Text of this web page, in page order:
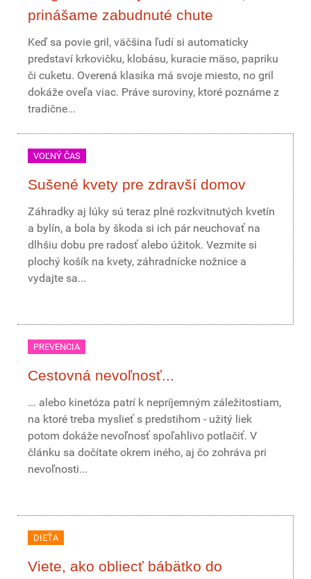
prinášame zabudnuté chute
Keď sa povie gril, väčšina ľudí si automaticky
predstaví krkovičku, klobásu, kuracie mäso, papriku
či cuketu. Overená klasika má svoje miesto, no gril
dokáže oveľa viac. Práve suroviny, ktoré poznáme z
tradične...
VOĽNÝ ČAS
Sušené kvety pre zdravší domov
Záhradky aj lúky sú teraz plné rozkvitnutých kvetín
a bylín, a bola by škoda si ich pár neuchovať na
dlhšiu dobu pre radosť alebo úžitok. Vezmite si
plochý košík na kvety, záhradnícke nožnice a
vydajte sa...
PREVENCIA
Cestovná nevoľnosť...
... alebo kinetóza patrí k nepríjemným záležitostiam,
na ktoré treba myslieť s predstihom - užitý liek
potom dokáže nevoľnosť spoľahlivo potlačiť. V
článku sa dočítate okrem iného, aj čo zohráva pri
nevoľnosti...
DIEŤA
Viete, ako obliecť bábätko do